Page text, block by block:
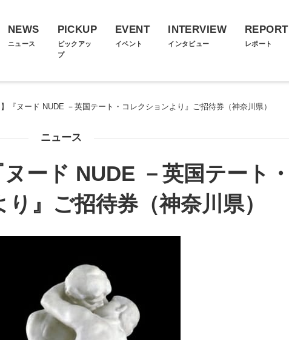
NEWS
ニュース
PICKUP
ピックアッ
プ
EVENT
イベント
INTERVIEW
インタビュー
REPORT
レポート
】『ヌード NUDE －英国テート・コレクションより』ご招待券（神奈川県）
ニュース
ード NUDE －英国テート・
』ご招待券（神奈川県）